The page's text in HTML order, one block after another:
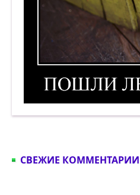
СВЕЖИЕ КОММЕНТАРИИ